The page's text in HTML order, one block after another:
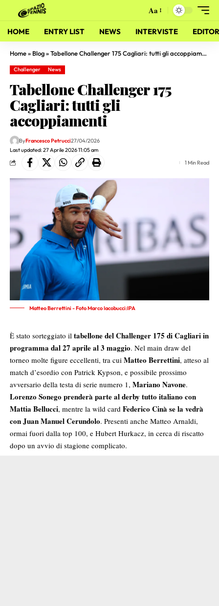
Aa
HOME ENTRY LIST NEWS INTERVISTE
Home» Blog»Tabellone Challenger 175 Cagliari: tutti gli accoppiamenti
Challenger News
Tabellone Challenger 175
Cagliari: tutti gli
accoppiamenti
Last updated: 27 Aprile 2026 11:05 am
ByFrancesco Petrucci27/04/2026
1 Min Read
Matteo Berrettini - Foto Marco Iacobucci:IPA
È stato sorteggiato il tabellone del Challenger 175 di Cagliari in
programma dal 27 aprile al 3 maggio. Nel main draw del
torneo molte figure eccellenti, tra cui Matteo Berrettini, atteso al
match d’esordio con Patrick Kypson, e possibile prossimo
avversario della testa di serie numero 1, Mariano Navone.
Lorenzo Sonego prenderà parte al derby tutto italiano con
Mattia Bellucci, mentre la wild card Federico Cinà se la vedrà
con Juan Manuel Cerundolo. Presenti anche Matteo Arnaldi,
ormai fuori dalla top 100, e Hubert Hurkacz, in cerca di riscatto
dopo un avvio di stagione complicato.